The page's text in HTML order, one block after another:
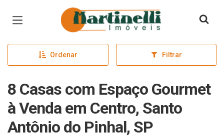
Página inicial
Ordenar Filtrar
8 Casas com Espaço Gourmet
à Venda em Centro, Santo
Antônio do Pinhal, SP